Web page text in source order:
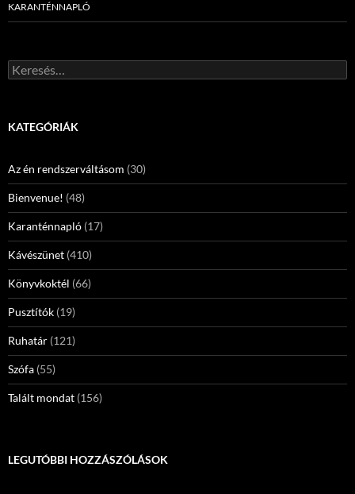
KARANTÉNNAPLÓ
Keresés:
KATEGÓRIÁK
Az én rendszerváltásom (30)
Bienvenue! (48)
Karanténnapló (17)
Kávészünet (410)
Könyvkoktél (66)
Pusztítók (19)
Ruhatár (121)
Szófa (55)
Talált mondat (156)
LEGUTÓBBI HOZZÁSZÓLÁSOK